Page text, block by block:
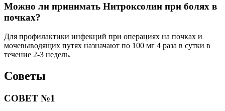
Можно ли принимать Нитроксолин при болях в
почках?
Для профилактики инфекций при операциях на почках и
мочевыводящих путях назначают по 100 мг 4 раза в сутки в
течение 2-3 недель.
Советы
СОВЕТ №1